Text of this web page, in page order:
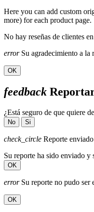
Here you can add custom
more) for each product page.
No hay reseñas de clientes
errorSu agradecimiento a la
OK
feedback
¿Está seguro de que quiere
No Si
check_circle Reporte enviado
Su reporte ha sido enviado y
OK
errorSu reporte no pudo ser
OK